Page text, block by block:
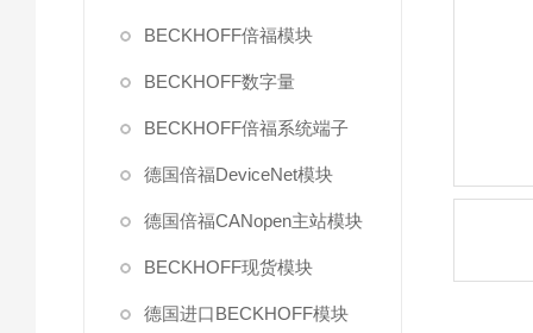
BECKHOFF倍福模块
BECKHOFF数字量
BECKHOFF倍福系统端子
德国倍福DeviceNet模块
德国倍福CANopen主站模块
BECKHOFF现货模块
德国进口BECKHOFF模块